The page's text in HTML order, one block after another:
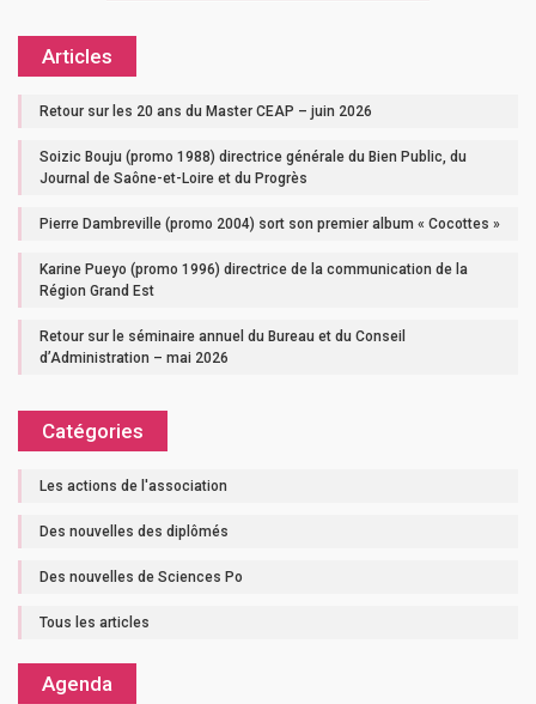
Articles
Retour sur les 20 ans du Master CEAP – juin 2026
Soizic Bouju (promo 1988) directrice générale du Bien Public, du
Journal de Saône-et-Loire et du Progrès
Pierre Dambreville (promo 2004) sort son premier album « Cocottes »
Karine Pueyo (promo 1996) directrice de la communication de la
Région Grand Est
Retour sur le séminaire annuel du Bureau et du Conseil
d’Administration – mai 2026
Catégories
Les actions de l'association
Des nouvelles des diplômés
Des nouvelles de Sciences Po
Tous les articles
Agenda